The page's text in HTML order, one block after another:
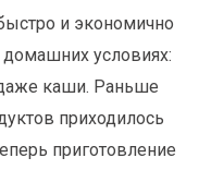
и экономично
условиях:
каши. Раньше
приходилось
приготовление